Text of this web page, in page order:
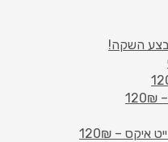
השקה!
– 120₪